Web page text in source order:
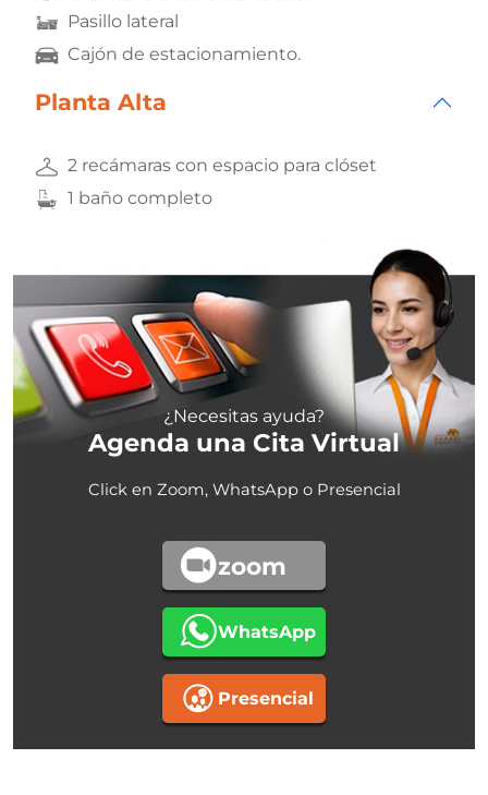
Pasillo lateral
Cajón de estacionamiento.
Planta Alta
2 recámaras con espacio para clóset
1 baño completo
¿Necesitas ayuda?
Agenda una Cita Virtual
Click en Zoom, WhatsApp o Presencial
zoom
WhatsApp
Presencial